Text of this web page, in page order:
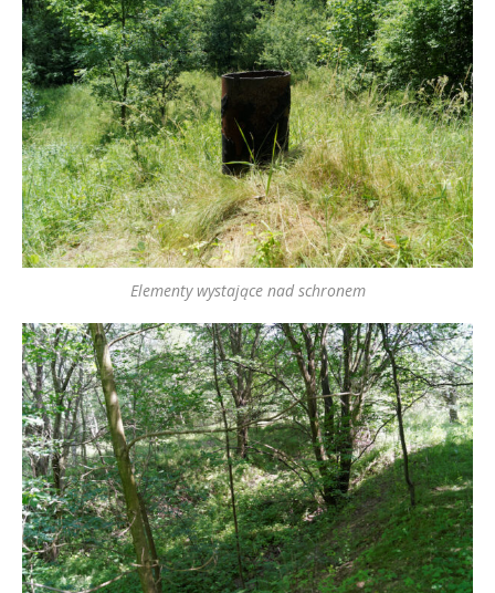
Elementy wystające nad schronem